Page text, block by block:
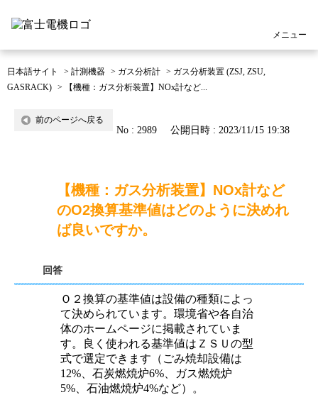
メニュー
日本語サイト > 計測機器 > ガス分析計 > ガス分析装置 (ZSJ, ZSU,
GASRACK) > 【機種：ガス分析装置】NOx計など...
前のページへ戻る
No : 2989 公開日時 : 2023/11/15 19:38
【機種：ガス分析装置】NOx計など
のO2換算基準値はどのように決めれ
ば良いですか。
回答
Ｏ２換算の基準値は設備の種類によっ
て決められています。環境省や各自治
体のホームページに掲載されていま
す。良く使われる基準値はＺＳＵの型
式で選定できます（ごみ焼却設備は
12%、石炭燃焼炉6%、ガス燃焼炉
5%、石油燃焼炉4%など）。